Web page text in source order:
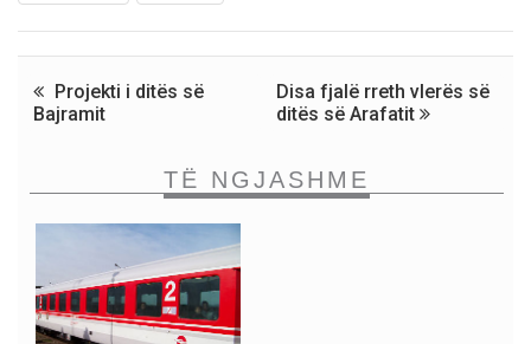
Projekti i ditës së
Bajramit
Disa fjalë rreth vlerës së
ditës së Arafatit
TË NGJASHME